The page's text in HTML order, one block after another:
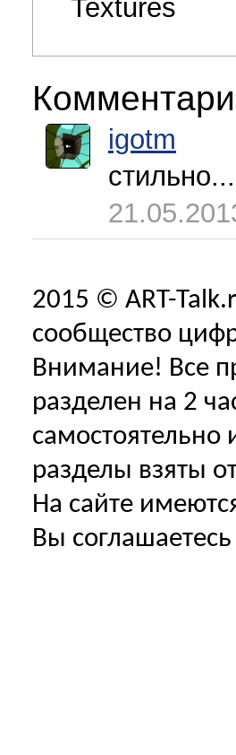
Textures
igotm
стильно...
2015 © ART-
сообщество
Внимание! Все
разделен на 2
самостоятельно
разделы взяты
На сайте
Вы